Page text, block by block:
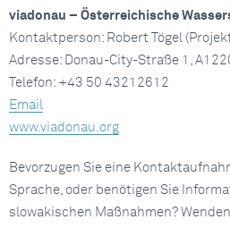
viadonau – Österreichische
Kontaktperson: Robert Tögel
Adresse: Donau-City-Straße 1,
Telefon: +43 50 43212612
Email
www.viadonau.org
Bevorzugen Sie eine
Sprache, oder benötigen Sie
slowakischen Maßnahmen?